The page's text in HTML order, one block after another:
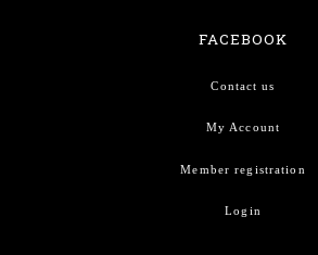
FACEBOOK
Contact us
My Account
Member registration
Login